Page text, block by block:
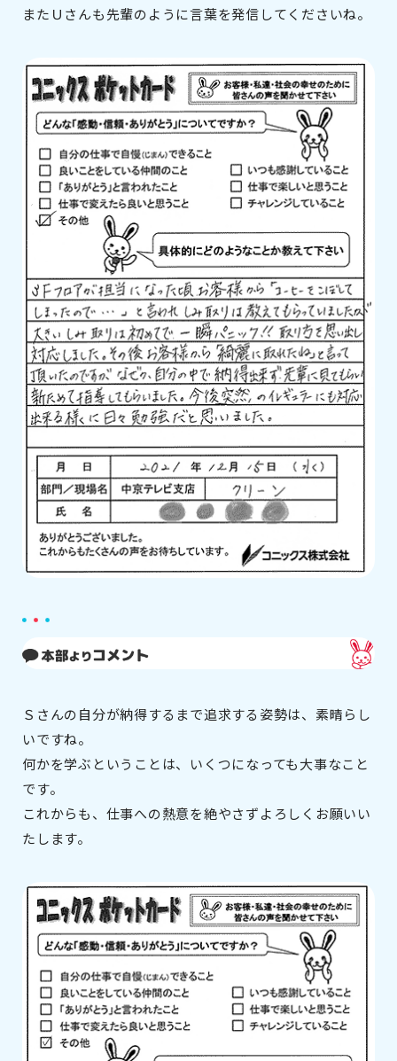
またＵさんも先輩のように言葉を発信してくださいね。
Ｓさんの自分が納得するまで追求する姿勢は、素晴らし
いですね。
何かを学ぶということは、いくつになっても大事なこと
です。
これからも、仕事への熱意を絶やさずよろしくお願いい
たします。